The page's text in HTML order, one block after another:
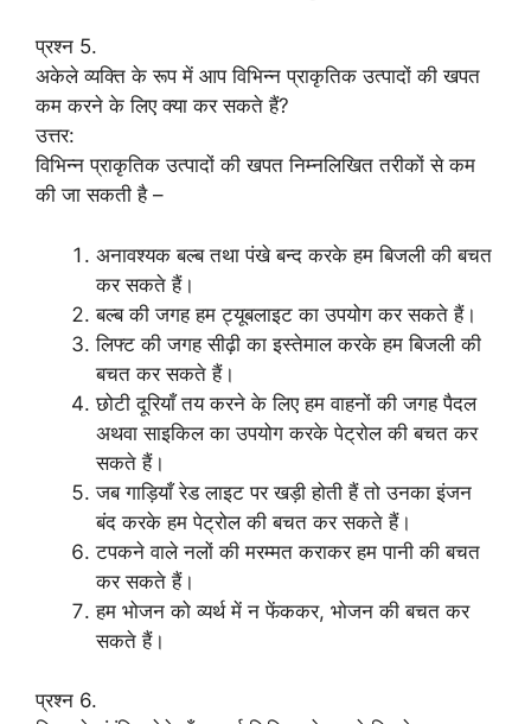
प्रश्न 5.
अकेले व्यक्ति के रूप में आप विभिन्न प्राकृतिक उत्पादों की खपत
कम करने के लिए क्या कर सकते हैं?
उत्तर:
विभिन्न प्राकृतिक उत्पादों की खपत निम्नलिखित तरीकों से कम
की जा सकती है –
अनावश्यक बल्ब तथा पंखे बन्द करके हम बिजली की बचत
कर सकते हैं।
बल्ब की जगह हम ट्यूबलाइट का उपयोग कर सकते हैं।
लिफ्ट की जगह सीढ़ी का इस्तेमाल करके हम बिजली की
बचत कर सकते हैं।
छोटी दूरियाँ तय करने के लिए हम वाहनों की जगह पैदल
अथवा साइकिल का उपयोग करके पेट्रोल की बचत कर
सकते हैं।
जब गाड़ियाँ रेड लाइट पर खड़ी होती हैं तो उनका इंजन
बंद करके हम पेट्रोल की बचत कर सकते हैं।
टपकने वाले नलों की मरम्मत कराकर हम पानी की बचत
कर सकते हैं।
हम भोजन को व्यर्थ में न फेंककर, भोजन की बचत कर
सकते हैं।
प्रश्न 6.